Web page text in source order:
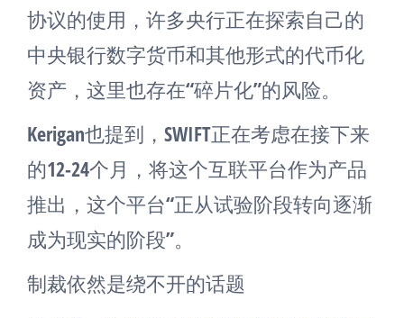
协议的使用，许多央行正在探索自己的
中央银行数字货币和其他形式的代币化
资产，这里也存在“碎片化”的风险。
Kerigan也提到，SWIFT正在考虑在接下来
的12-24个月，将这个互联平台作为产品
推出，这个平台“正从试验阶段转向逐渐
成为现实的阶段”。
制裁依然是绕不开的话题